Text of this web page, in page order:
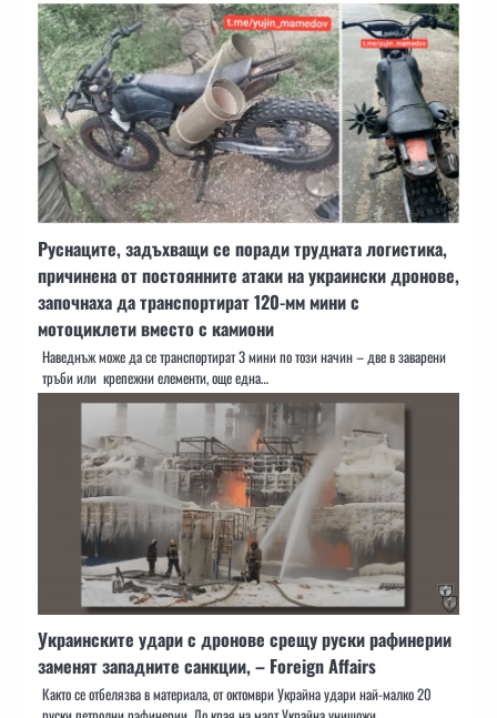
Руснаците, задъхващи се поради трудната логистика,
причинена от постоянните атаки на украински дронове,
започнаха да транспортират 120-мм мини с
мотоциклети вместо с камиони
Наведнъж може да се транспортират 3 мини по този начин – две в заварени
тръби или крепежни елементи, още една…
Украинските удари с дронове срещу руски рафинерии
заменят западните санкции, – Foreign Affairs
Както се отбелязва в материала, от октомври Украйна удари най-малко 20